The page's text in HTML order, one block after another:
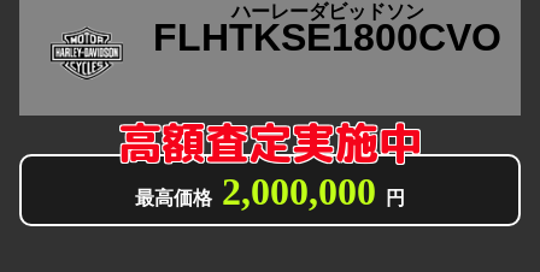
ハーレーダビッドソン
FLHTKSE1800CVO
高額査定実施中
最高価格 2,000,000 円